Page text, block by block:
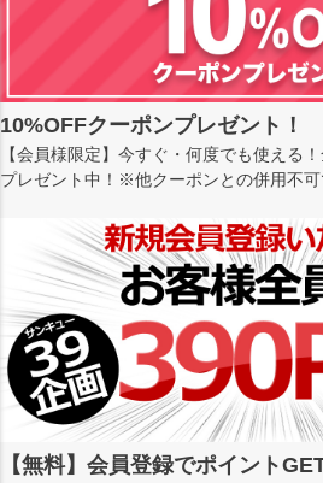
10%OFFクーポンプレゼント！
【会員様限定】今すぐ・何度でも使える
プレゼント中！※他クーポンとの併用不可
【無料】会員登録でポイント